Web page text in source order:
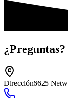
¿Preguntas?
Dirección6625